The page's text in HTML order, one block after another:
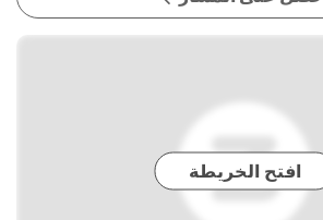
افتح الخريطة